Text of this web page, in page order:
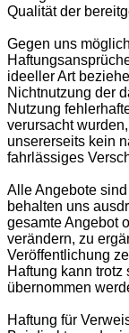
Qualität der
Gegen uns
ideeller Art
Nichtnutzung der
Nutzung
verursacht
unsererseits kein
fahrlässiges
Alle Angebote
behalten uns
gesamte Angebot
verändern, zu
Veröffentlichung
Haftung kann
übernommen
Haftung für